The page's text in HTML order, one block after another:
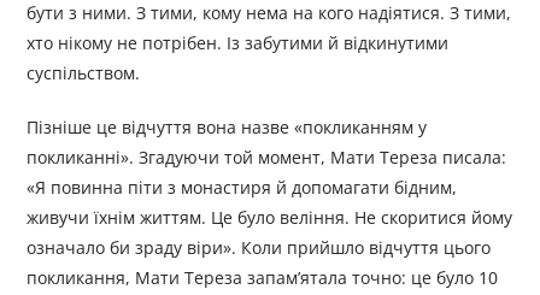
бути з ними. З тими, кому нема на кого надіятися. З тими,
хто нікому не потрібен. Із забутими й відкинутими
суспільством.
Пізніше це відчуття вона назве «покликанням у
покликанні». Згадуючи той момент, Мати Тереза писала:
«Я повинна піти з монастиря й допомагати бідним,
живучи їхнім життям. Це було веління. Не скоритися йому
означало би зраду віри». Коли прийшло відчуття цього
покликання, Мати Тереза запам’ятала точно: це було 10